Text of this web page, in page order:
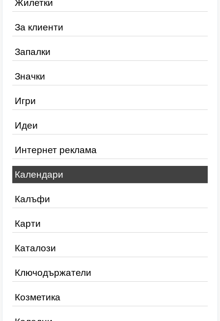
Жилетки
За клиенти
Запалки
Значки
Игри
Идеи
Интернет реклама
Календари
Калъфи
Карти
Каталози
Ключодържатели
Козметика